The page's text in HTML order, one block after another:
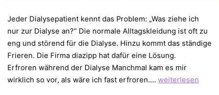
Jeder Dialysepatient kennt das Problem: „Was ziehe ich
nur zur Dialyse an?“ Die normale Alltagskleidung ist oft zu
eng und störend für die Dialyse. Hinzu kommt das ständige
Frieren. Die Firma diazipp hat dafür eine Lösung.
Erfroren während der Dialyse Manchmal kam es mir
wirklich so vor, als wäre ich fast erfroren.… diazipp
weiterlesen